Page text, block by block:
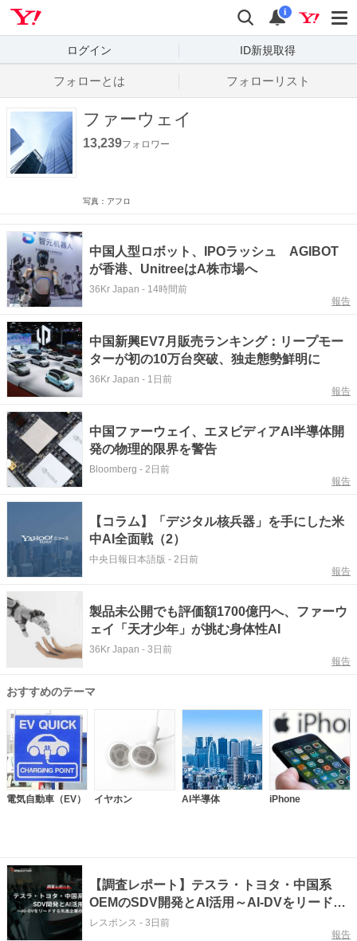
検索
通知
i
ログイン ID新規取得
フォローとは フォローリスト
ファーウェイ
13,239フォロワー
写真：アフロ
中国人型ロボット、IPOラッシュ AGIBOT
が香港、UnitreeはA株市場へ
36Kr Japan - 14時間前
報告
中国新興EV7月販売ランキング：リープモー
ターが初の10万台突破、独走態勢鮮明に
36Kr Japan - 1日前
報告
中国ファーウェイ、エヌビディアAI半導体開
発の物理的限界を警告
Bloomberg - 2日前
報告
【コラム】「デジタル核兵器」を手にした米
中AI全面戦（2）
中央日報日本語版 - 2日前
報告
製品未公開でも評価額1700億円へ、ファーウ
ェイ「天才少年」が挑む身体性AI
36Kr Japan - 3日前
報告
おすすめのテーマ
電気自動車（EV） イヤホン AI半導体 iPhone
【調査レポート】テスラ・トヨタ・中国系
OEMのSDV開発とAI活用～AI-DVをリードす
る先進企業の最前線～
レスポンス - 3日前
報告